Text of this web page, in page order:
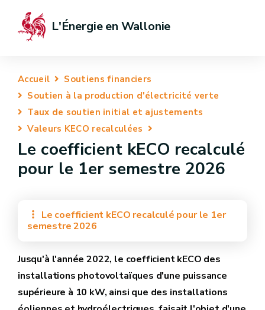
L'Énergie en Wallonie
Accueil
Soutiens financiers
Soutien à la production d'électricité verte
Taux de soutien initial et ajustements
Valeurs KECO recalculées
Le coefficient kECO recalculé
pour le 1er semestre 2026
Le coefficient kECO recalculé pour le 1er
semestre 2026
Jusqu'à l'année 2022, le coefficient kECO des
installations photovoltaïques d'une puissance
supérieure à 10 kW, ainsi que des installations